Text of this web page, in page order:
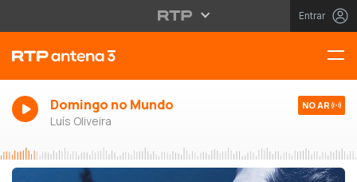
Entrar
Domingo no Mundo
Luís Oliveira
NO AR